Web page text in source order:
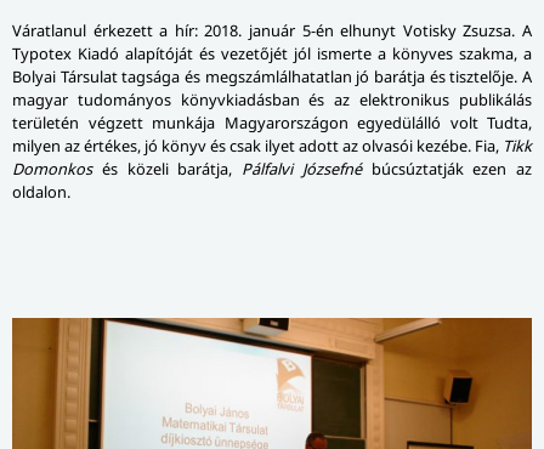
Váratlanul érkezett a hír: 2018. január 5-én elhunyt Votisky Zsuzsa. A
Typotex Kiadó ala­pí­tó­ját és vezetőjét jól ismerte a könyves szakma, a
Bolyai Társulat tagsága és megszámlálhatatlan jó barátja és tisztelője. A
magyar tudományos könyvkiadásban és az elektronikus publikálás
területén végzett munkája Magyarországon egyedülálló volt Tudta,
milyen az értékes, jó könyv és csak ilyet adott az olvasói kezébe. Fia, Tikk
Domonkosés közeli barátja, Pálfalvi Józsefnébúcsúztatják ezen az
oldalon.